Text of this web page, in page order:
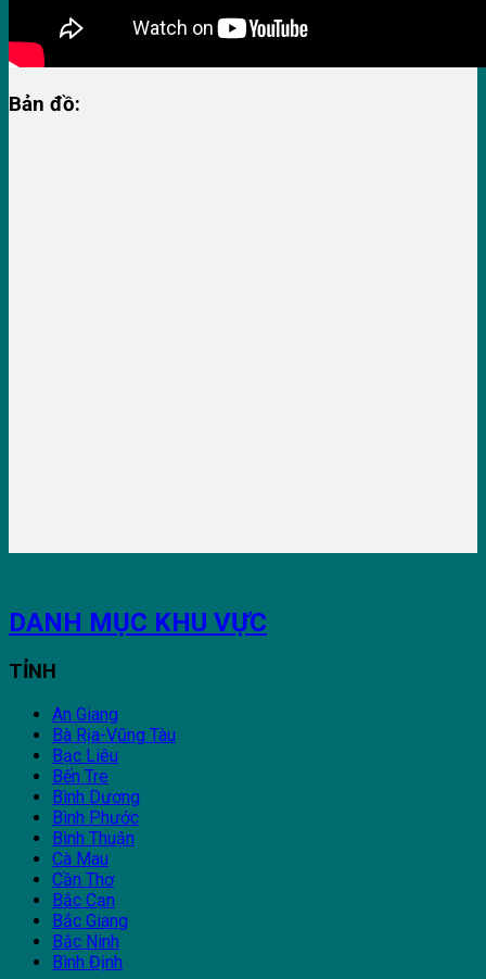
Bản đồ:
DANH MỤC KHU VỰC
TỈNH
An Giang
Bà Rịa-Vũng Tàu
Bạc Liêu
Bến Tre
Bình Dương
Bình Phước
Bình Thuận
Cà Mau
Cần Thơ
Bắc Cạn
Bắc Giang
Bắc Ninh
Bình Định